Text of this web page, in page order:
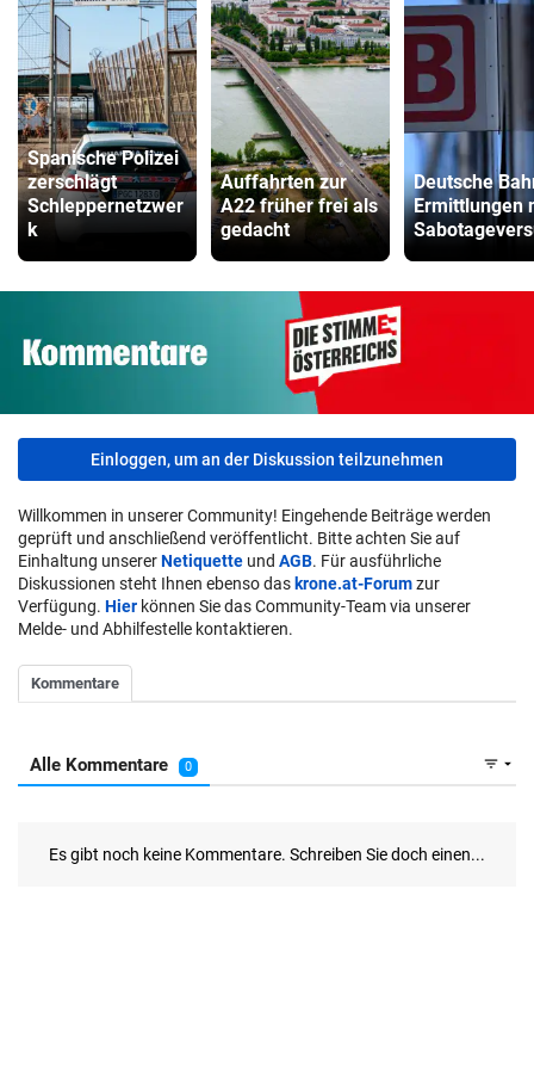
Spanische Polizei
zerschlägt
Schleppernetzwer
k
Auffahrten zur
A22 früher frei als
gedacht
Deutsche
Ermittlungen
Einloggen, um an der Diskussion teilzunehmen
Willkommen in unserer Community! Eingehende Beiträge werden
geprüft und anschließend veröffentlicht. Bitte achten Sie auf
Einhaltung unsererNetiquette und AGB. Für ausführliche
Diskussionen steht Ihnen ebenso das krone.at-Forumzur
Verfügung. Hier können Sie das Community-Team via unserer
Melde- und Abhilfestelle kontaktieren.